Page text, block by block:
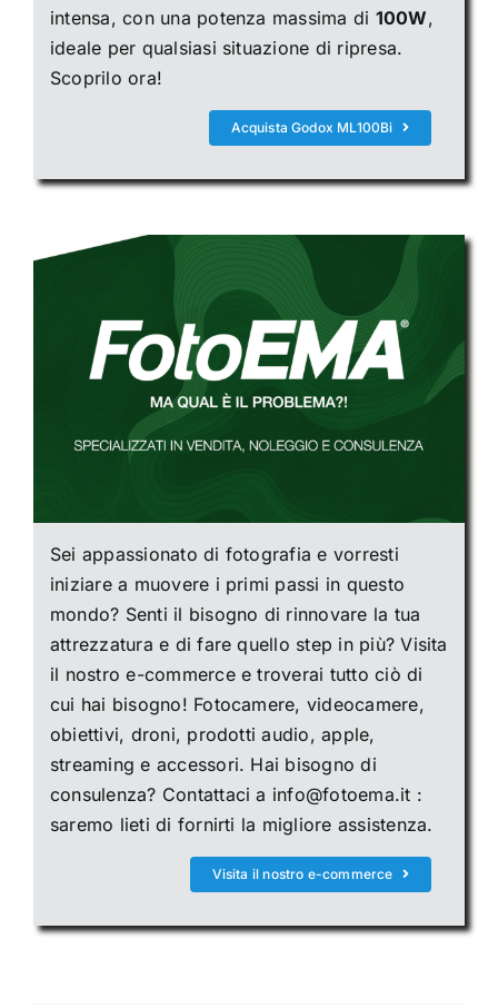
intensa, con una potenza massima di 100W,
ideale per qualsiasi situazione di ripresa.
Scoprilo ora!
Acquista Godox ML100Bi
Sei appassionato di fotografia e vorresti
iniziare a muovere i primi passi in questo
mondo? Senti il bisogno di rinnovare la tua
attrezzatura e di fare quello step in più? Visita
il nostro e-commerce e troverai tutto ciò di
cui hai bisogno! Fotocamere, videocamere,
obiettivi, droni, prodotti audio, apple,
streaming e accessori. Hai bisogno di
consulenza? Contattaci a info@fotoema.it :
saremo lieti di fornirti la migliore assistenza.
Visita il nostro e-commerce